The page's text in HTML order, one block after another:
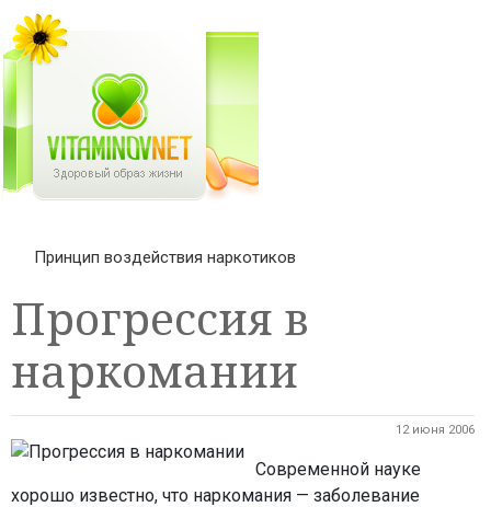
Принцип воздействия наркотиков
Прогрессия в
наркомании
12 июня 2006
Современной науке
хорошо известно, что наркомания — заболевание